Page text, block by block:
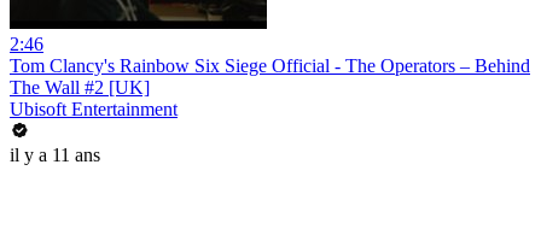
2:46
Tom Clancy's Rainbow Six Siege Official - The Operators – Behind
The Wall #2 [UK]
Ubisoft Entertainment
il y a 11 ans